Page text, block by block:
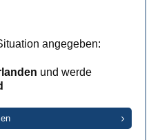
angegeben:
und werde